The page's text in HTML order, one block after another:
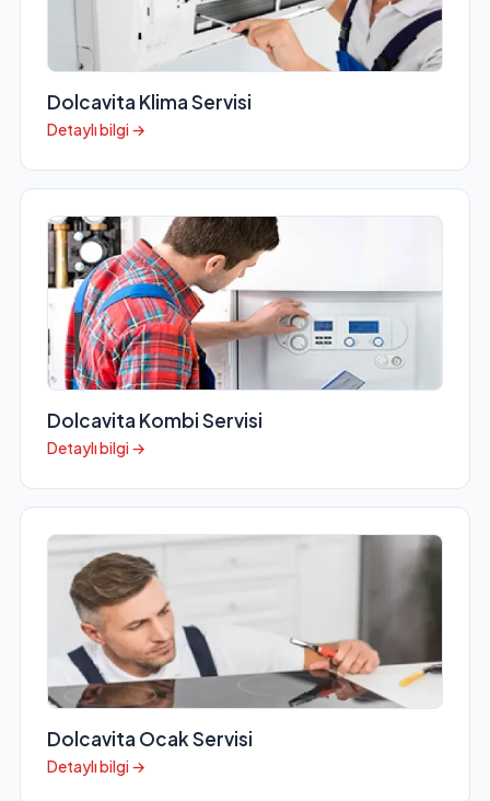
Dolcavita Klima Servisi
Detaylı bilgi →
Dolcavita Kombi Servisi
Detaylı bilgi →
Dolcavita Ocak Servisi
Detaylı bilgi →